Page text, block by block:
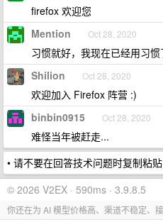
firefox 欢迎您
Mention Oct 28, 2020
习惯就好，我现在已经用习惯
Shilion Oct 28, 2020
欢迎加入 Firefox 阵营 :)
binbin0915 Oct 28, 2020
难怪当年被赶走...
• 请不要在回答技术问题时复制粘
© 2026 V2EX · 590ms · 3.9.8.5
你还在为 AI 模型价格高、渠道不稳定、